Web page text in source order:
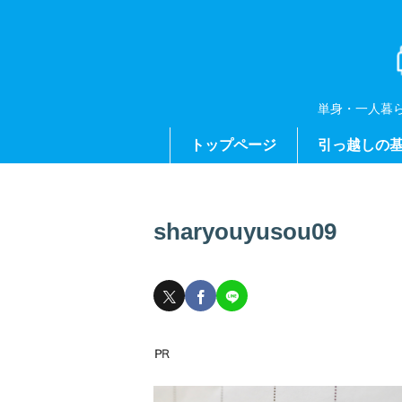
単身・一人暮
トップページ 引っ越しの
sharyouyusou09